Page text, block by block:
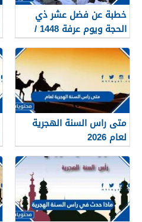
خطبة عن فضل عشر ذي
الحجة ويوم عرفة 1448 /
2026
متى راس السنة الهجرية
لعام 2026